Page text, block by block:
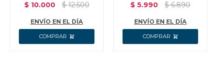
NEGRA FIRE PIT
$ 10.000 $ 12.500
ENVÍO EN EL DÍA
VALVULA Y
$ 5.990 $ 6.890
ENVÍO EN EL DÍA